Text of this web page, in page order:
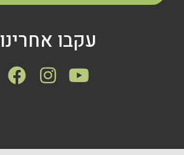
עקבו אחרינו